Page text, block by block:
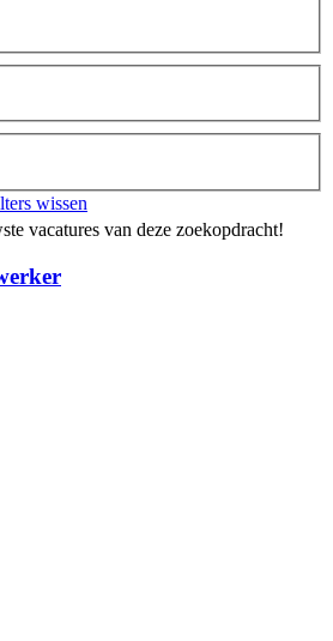
wissen
vacatures van deze zoekopdracht!